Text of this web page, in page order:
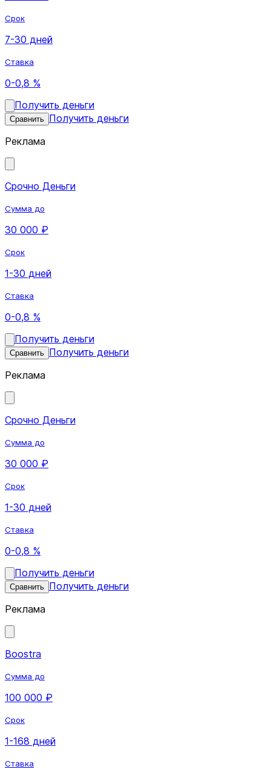
Срок
7-30 дней
Ставка
0-0,8 %
Получить деньги
Сравнить Получить деньги
Реклама
Срочно Деньги
Сумма до
30 000 ₽
Срок
1-30 дней
Ставка
0-0,8 %
Получить деньги
Сравнить Получить деньги
Реклама
Срочно Деньги
Сумма до
30 000 ₽
Срок
1-30 дней
Ставка
0-0,8 %
Получить деньги
Сравнить Получить деньги
Реклама
Boostra
Сумма до
100 000 ₽
Срок
1-168 дней
Ставка